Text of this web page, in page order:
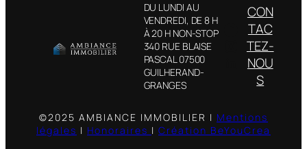
DU LUNDI AU
VENDREDI, DE 8 H
À 20 H NON-STOP
340 RUE BLAISE
PASCAL 07500
GUILHERAND-
GRANGES
Facebook
Instagram
LinkedIn
CON
TAC
TEZ-
NOU
S
©2025 AMBIANCE IMMOBILIER | Mentions
légales | Honoraires | Création BeYouCrea